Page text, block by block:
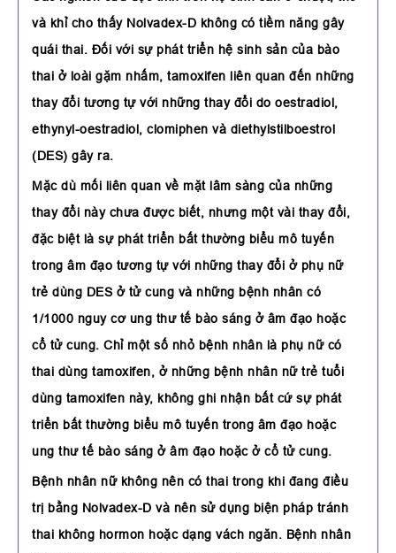
và khỉ cho thấy Nolvadex-D không có tiềm năng gây
quái thai. Đối với sự phát triển hệ sinh sản của bào
thai ở loài gặm nhấm, tamoxifen liên quan đến những
thay đổi tương tự với những thay đổi do oestradiol,
ethynyl-oestradiol, clomiphen và diethylstilboestrol
(DES) gây ra.
Mặc dù mối liên quan về mặt lâm sàng của những
thay đổi này chưa được biết, nhưng một vài thay đổi,
đặc biệt là sự phát triển bất thường biểu mô tuyến
trong âm đạo tương tự với những thay đổi ở phụ nữ
trẻ dùng DES ở tử cung và những bệnh nhân có
1/1000 nguy cơ ung thư tế bào sáng ở âm đạo hoặc
cổ tử cung. Chỉ một số nhỏ bệnh nhân là phụ nữ có
thai dùng tamoxifen, ở những bệnh nhân nữ trẻ tuổi
dùng tamoxifen này, không ghi nhận bất cứ sự phát
triển bất thường biểu mô tuyến trong âm đạo hoặc
ung thư tế bào sáng ở âm đạo hoặc ở cổ tử cung.
Bệnh nhân nữ không nên có thai trong khi đang điều
trị bằng Nolvadex-D và nên sử dụng biện pháp tránh
thai không hormon hoặc dạng vách ngăn. Bệnh nhân